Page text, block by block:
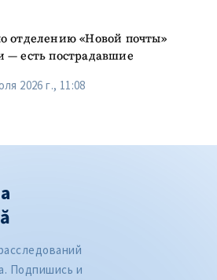
отделению «Новой почты»
— есть пострадавшие
2026 г., 11:08
Подпишись и